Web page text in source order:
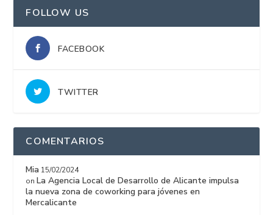
FOLLOW US
FACEBOOK
TWITTER
COMENTARIOS
Mia 15/02/2024
on La Agencia Local de Desarrollo de Alicante impulsa
la nueva zona de coworking para jóvenes en
Mercalicante